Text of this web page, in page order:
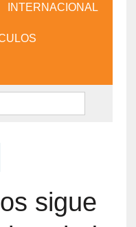
INTERNACIONAL
sigue